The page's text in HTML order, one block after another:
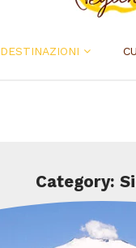
DESTINAZIONI
Category: